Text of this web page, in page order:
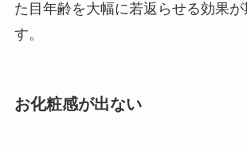
た目年齢を大幅に若返らせる効果が
す。
お化粧感が出ない